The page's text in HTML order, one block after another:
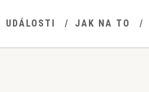
UDÁLOSTI JAK NA TO